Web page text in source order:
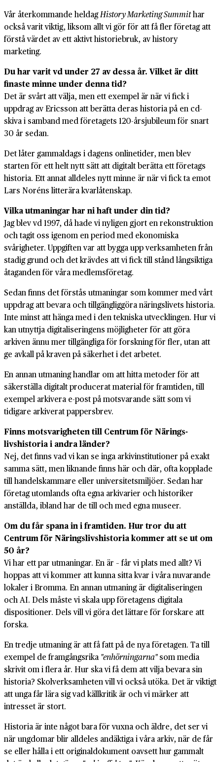
Vår åter­kommande heldagHistory Marketing Summithar
också varit viktig, liksom allt vi gör för att få fler företag att
förstå värdet av ett aktivt historie­bruk, av history
marketing.
Du har varit vd under 27 av dessa år. Vilket är ditt
finaste minne under denna tid?
Det är svårt att välja, men ett exempel är när vi fick i
uppdrag av Ericsson att berätta deras historia på en cd-
skiva i samband med företagets 120-års­jubileum för snart
30 år sedan.
Det låter gammal­dags i dagens online­tider, men blev
starten för ett helt nytt sätt att digitalt berätta ett företags
historia. Ett annat alldeles nytt minne är när vi fick ta emot
Lars Noréns litterära kvar­låtenskap.
Vilka utmaningar har ni haft under din tid?
Jag blev vd 1997, då hade vi nyligen gjort en rekonstruktion
och tagit oss igenom en period med ekonomiska
svårigheter. Uppgiften var att bygga upp verksamheten från
stadig grund och det krävdes att vi fick till stånd lång­siktiga
åtaganden för våra medlems­företag.
Sedan finns det förstås utmaningar som kommer med vårt
uppdrag att bevara och till­gänglig­göra närings­livets historia.
Inte minst att hänga med i den tekniska ut­vecklingen. Hur vi
kan utnyttja digitaliseringens möjlig­heter för att göra
arkiven ännu mer till­gängliga för forskning för fler, utan att
ge avkall på kraven på säkerhet i det arbetet.
En annan utmaning handlar om att hitta metoder för att
säker­ställa digitalt producerat material för fram­tiden, till
exempel arkivera e-post på mot­svarande sätt som vi
tidigare arkiverat pappers­brev.
Finns motsvarigheten till Centrum för Närings­
livshistoria i andra länder?
Nej, det finns vad vi kan se inga arkiv­institutioner på exakt
samma sätt, men liknande finns här och där, ofta kopplade
till handels­kammare eller universitets­miljöer. Sedan har
företag utomlands ofta egna arkivarier och historiker
anställda, ibland har de till och med egna museer.
Om du får spana in i framtiden. Hur tror du att
Centrum för Närings­livs­historia kommer att se ut om
50 år?
Vi har ett par utmaningar. En är – får vi plats med allt? Vi
hoppas att vi kommer att kunna sitta kvar i våra nuvarande
lokaler i Bromma. En annan utmaning är digitaliseringen
och AI. Dels måste vi skala upp företagens digitala
dispositioner. Dels vill vi göra det lättare för forskare att
forska.
En tredje utmaning är att få fatt på de nya företagen. Ta till
exempel de fram­gångs­rika"en­hörningarna"som media
skrivit om i flera år. Hur ska vi få dem att vilja bevara sin
historia? Skol­verksamheten vill vi också utöka. Det är viktigt
att unga får lära sig vad käll­kritik är och vi märker att
intresset är stort.
Historia är inte något bara för vuxna och äldre, det ser vi
när ungdomar blir alldeles andäktiga i våra arkiv, när de får
se eller hålla i ett original­dokument oavsett hur gammalt